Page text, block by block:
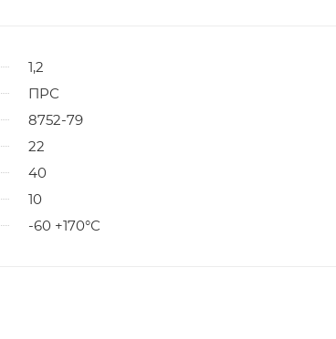
1,2
ПРС
8752-79
22
40
10
-60 +170°С